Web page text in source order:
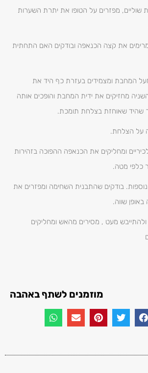
שוליים, מפזרים על הטופו את יתרת השערות
2-3 דקות. מרימים את קצה הכנאפה ובודקים האם התחתית
המחבת ומצמידים בעזרת כף היד את
מחזיקים את ידית המחבת והופכים אותה
שאוחזת בצלחת תומכת.
על הצלחת.
ומחליקים את הכנאפה ההפוכה בזהירות
כלפי מטה.
עוד כ 2 דקות נוספות. בודקים שהתבנית השחימה ומפזרים את
שווה.
ולהתייבש מעט , מסירים מהאש ומחליקים
מוזמנים לשתף באהבה